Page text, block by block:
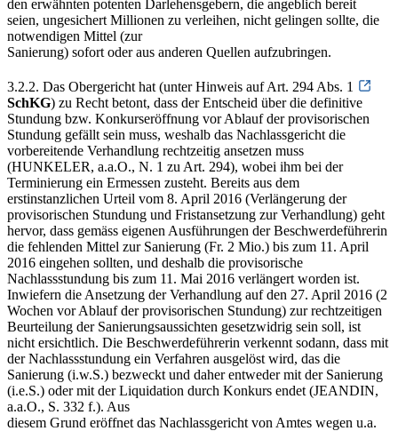
den erwähnten potenten Darlehensgebern, die angeblich bereit
seien, ungesichert Millionen zu verleihen, nicht gelingen sollte, die
notwendigen Mittel (zur
Sanierung) sofort oder aus anderen Quellen aufzubringen.
3.2.2. Das Obergericht hat (unter Hinweis auf Art. 294 Abs. 1
SchKG) zu Recht betont, dass der Entscheid über die definitive
Stundung bzw. Konkurseröffnung vor Ablauf der provisorischen
Stundung gefällt sein muss, weshalb das Nachlassgericht die
vorbereitende Verhandlung rechtzeitig ansetzen muss
(HUNKELER, a.a.O., N. 1 zu Art. 294), wobei ihm bei der
Terminierung ein Ermessen zusteht. Bereits aus dem
erstinstanzlichen Urteil vom 8. April 2016 (Verlängerung der
provisorischen Stundung und Fristansetzung zur Verhandlung) geht
hervor, dass gemäss eigenen Ausführungen der Beschwerdeführerin
die fehlenden Mittel zur Sanierung (Fr. 2 Mio.) bis zum 11. April
2016 eingehen sollten, und deshalb die provisorische
Nachlassstundung bis zum 11. Mai 2016 verlängert worden ist.
Inwiefern die Ansetzung der Verhandlung auf den 27. April 2016 (2
Wochen vor Ablauf der provisorischen Stundung) zur rechtzeitigen
Beurteilung der Sanierungsaussichten gesetzwidrig sein soll, ist
nicht ersichtlich. Die Beschwerdeführerin verkennt sodann, dass mit
der Nachlassstundung ein Verfahren ausgelöst wird, das die
Sanierung (i.w.S.) bezweckt und daher entweder mit der Sanierung
(i.e.S.) oder mit der Liquidation durch Konkurs endet (JEANDIN,
a.a.O., S. 332 f.). Aus
diesem Grund eröffnet das Nachlassgericht von Amtes wegen u.a.